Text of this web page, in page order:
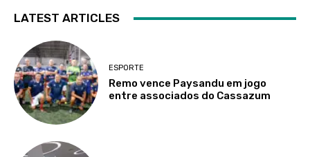
LATEST ARTICLES
ESPORTE
Remo vence Paysandu em jogo
entre associados do Cassazum